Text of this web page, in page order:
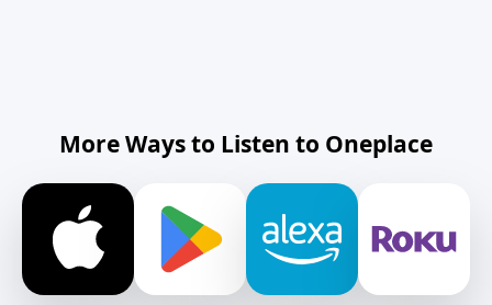
More Ways to Listen to Oneplace